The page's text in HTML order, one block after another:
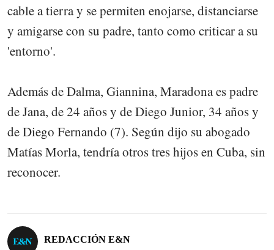
cable a tierra y se permiten enojarse, distanciarse
y amigarse con su padre, tanto como criticar a su
'entorno'.
Además de Dalma, Giannina, Maradona es padre
de Jana, de 24 años y de Diego Junior, 34 años y
de Diego Fernando (7). Según dijo su abogado
Matías Morla, tendría otros tres hijos en Cuba, sin
reconocer.
REDACCIÓN E&N